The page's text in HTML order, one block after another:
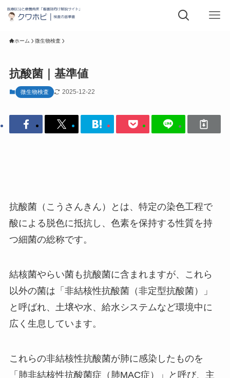
ホーム 微生物検査
抗酸菌｜基準値
微生物検査 2025-12-22
抗酸菌（こうさんきん）とは、特定の染色工程で
酸による脱色に抵抗し、色素を保持する性質を持
つ細菌の総称です。
結核菌やらい菌も抗酸菌に含まれますが、これら
以外の菌は「非結核性抗酸菌（非定型抗酸菌）」
と呼ばれ、土壌や水、給水システムなど環境中に
広く生息しています。
これらの非結核性抗酸菌が肺に感染したものを
「肺非結核性抗酸菌症（肺MAC症）」と呼び、主